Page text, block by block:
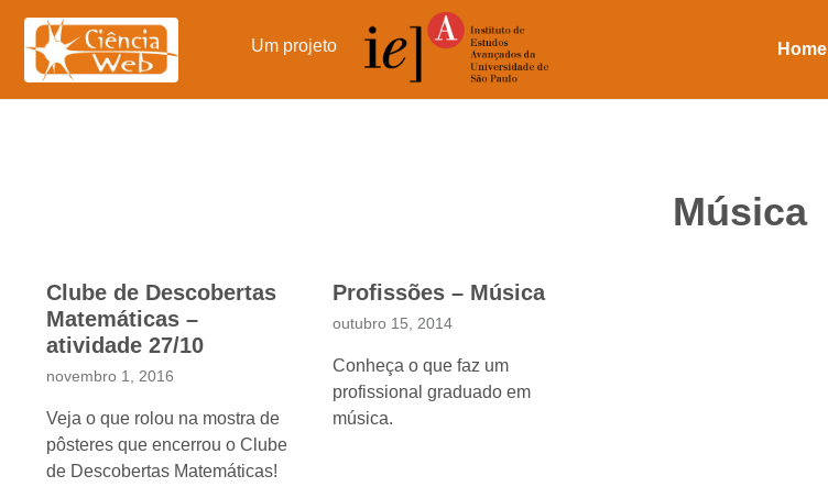
Um projeto Home
Música
Clube de Descobertas
Matemáticas –
atividade 27/10
novembro 1, 2016
Veja o que rolou na mostra de
pôsteres que encerrou o Clube
de Descobertas Matemáticas!
Profissões – Música
outubro 15, 2014
Conheça o que faz um
profissional graduado em
música.